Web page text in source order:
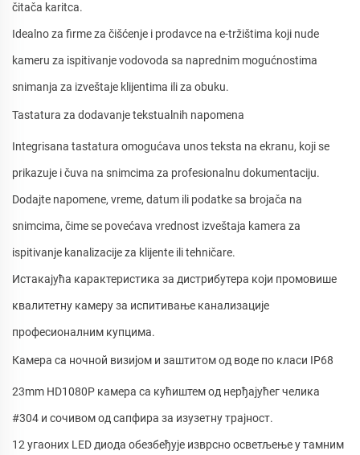
čitača karitca.
Idealno za firme za čišćenje i prodavce na e-tržištima koji nude
kameru za ispitivanje vodovoda sa naprednim mogućnostima
snimanja za izveštaje klijentima ili za obuku.
Tastatura za dodavanje tekstualnih napomena
Integrisana tastatura omogućava unos teksta na ekranu, koji se
prikazuje i čuva na snimcima za profesionalnu dokumentaciju.
Dodajte napomene, vreme, datum ili podatke sa brojača na
snimcima, čime se povećava vrednost izveštaja kamera za
ispitivanje kanalizacije za klijente ili tehničare.
Истакајућа карактеристика за дистрибутера који промовише
квалитетну камеру за испитивање канализације
професионалним купцима.
Камера са ночной визијом и заштитом од воде по класи IP68
23mm HD1080P камера са кућиштем од нерђајућег челика
#304 и сочивом од сапфира за изузетну трајност.
12 угаоних LED диода обезбеђује изврсно осветљење у тамним